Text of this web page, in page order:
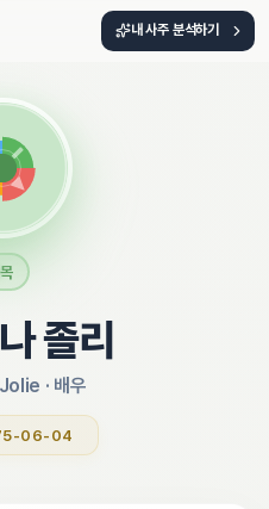
내 사주 분석하기
목
졸리
· 배우
06-04